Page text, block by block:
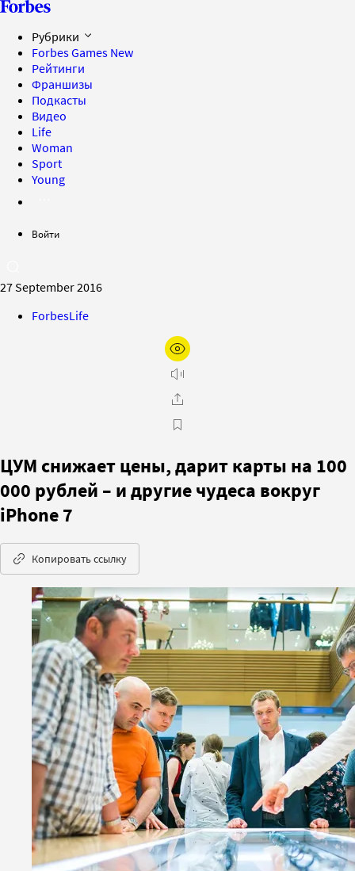
Рубрики
Forbes Games New
Рейтинги
Франшизы
Подкасты
Видео
Life
Woman
Sport
Young
Войти
27 September 2016
ForbesLife
ЦУМ снижает цены, дарит карты на 100
000 рублей – и другие чудеса вокруг
iPhone 7
Копировать ссылку